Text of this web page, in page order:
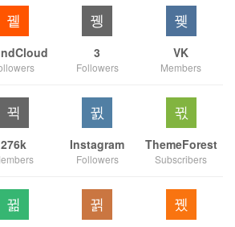
3
Followers
VK
Members
276k Instagram
Followers
ThemeForest
Subscribers